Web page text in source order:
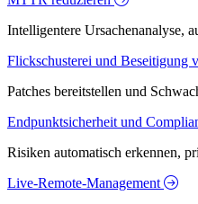
Intelligentere Ursachenanalyse,
Flickschusterei und Beseitigung
Patches bereitstellen und
Endpunktsicherheit und
Risiken automatisch erkennen,
Live-Remote-Management